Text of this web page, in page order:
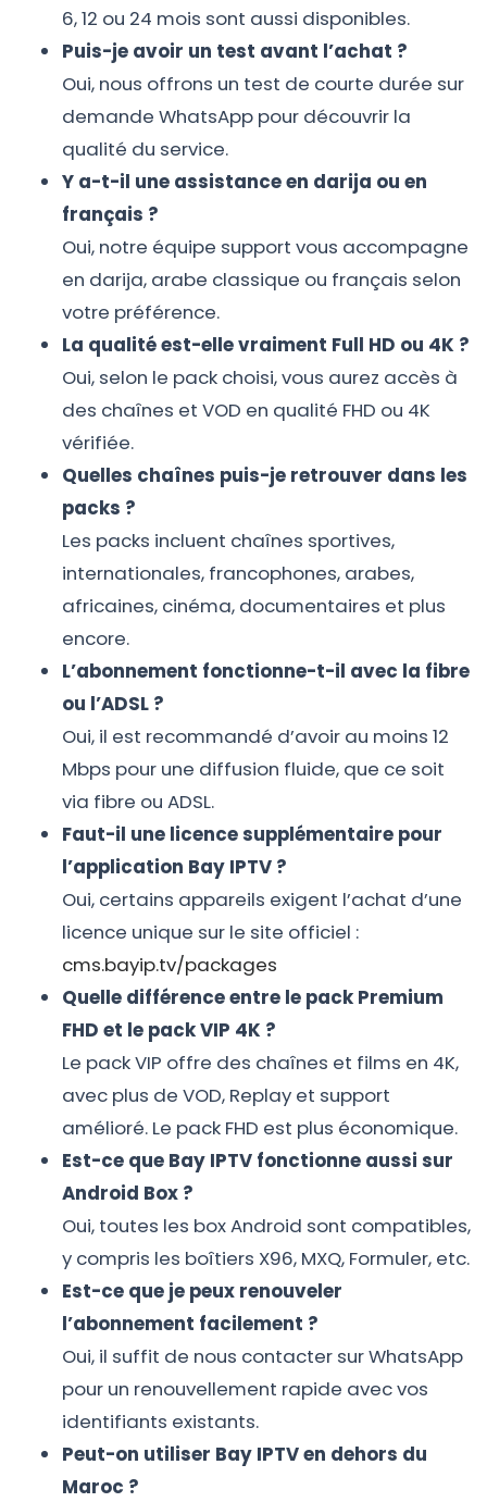
6, 12 ou 24 mois sont aussi disponibles.
Puis-je avoir un test avant l’achat ?
Oui, nous offrons un test de courte durée sur
demande WhatsApp pour découvrir la
qualité du service.
Y a-t-il une assistance en darija ou en
français ?
Oui, notre équipe support vous accompagne
en darija, arabe classique ou français selon
votre préférence.
La qualité est-elle vraiment Full HD ou 4K ?
Oui, selon le pack choisi, vous aurez accès à
des chaînes et VOD en qualité FHD ou 4K
vérifiée.
Quelles chaînes puis-je retrouver dans les
packs ?
Les packs incluent chaînes sportives,
internationales, francophones, arabes,
africaines, cinéma, documentaires et plus
encore.
L’abonnement fonctionne-t-il avec la fibre
ou l’ADSL ?
Oui, il est recommandé d’avoir au moins 12
Mbps pour une diffusion fluide, que ce soit
via fibre ou ADSL.
Faut-il une licence supplémentaire pour
l’application Bay IPTV ?
Oui, certains appareils exigent l’achat d’une
licence unique sur le site officiel :
cms.bayip.tv/packages
Quelle différence entre le pack Premium
FHD et le pack VIP 4K ?
Le pack VIP offre des chaînes et films en 4K,
avec plus de VOD, Replay et support
amélioré. Le pack FHD est plus économique.
Est-ce que Bay IPTV fonctionne aussi sur
Android Box ?
Oui, toutes les box Android sont compatibles,
y compris les boîtiers X96, MXQ, Formuler, etc.
Est-ce que je peux renouveler
l’abonnement facilement ?
Oui, il suffit de nous contacter sur WhatsApp
pour un renouvellement rapide avec vos
identifiants existants.
Peut-on utiliser Bay IPTV en dehors du
Maroc ?